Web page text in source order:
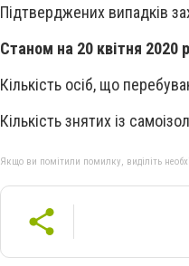
Підтверджених випадків
Станом на 20 квітня 2020
Кількість осіб, що
Кількість знятих із
Якщо ви помітили помилку, виділіть